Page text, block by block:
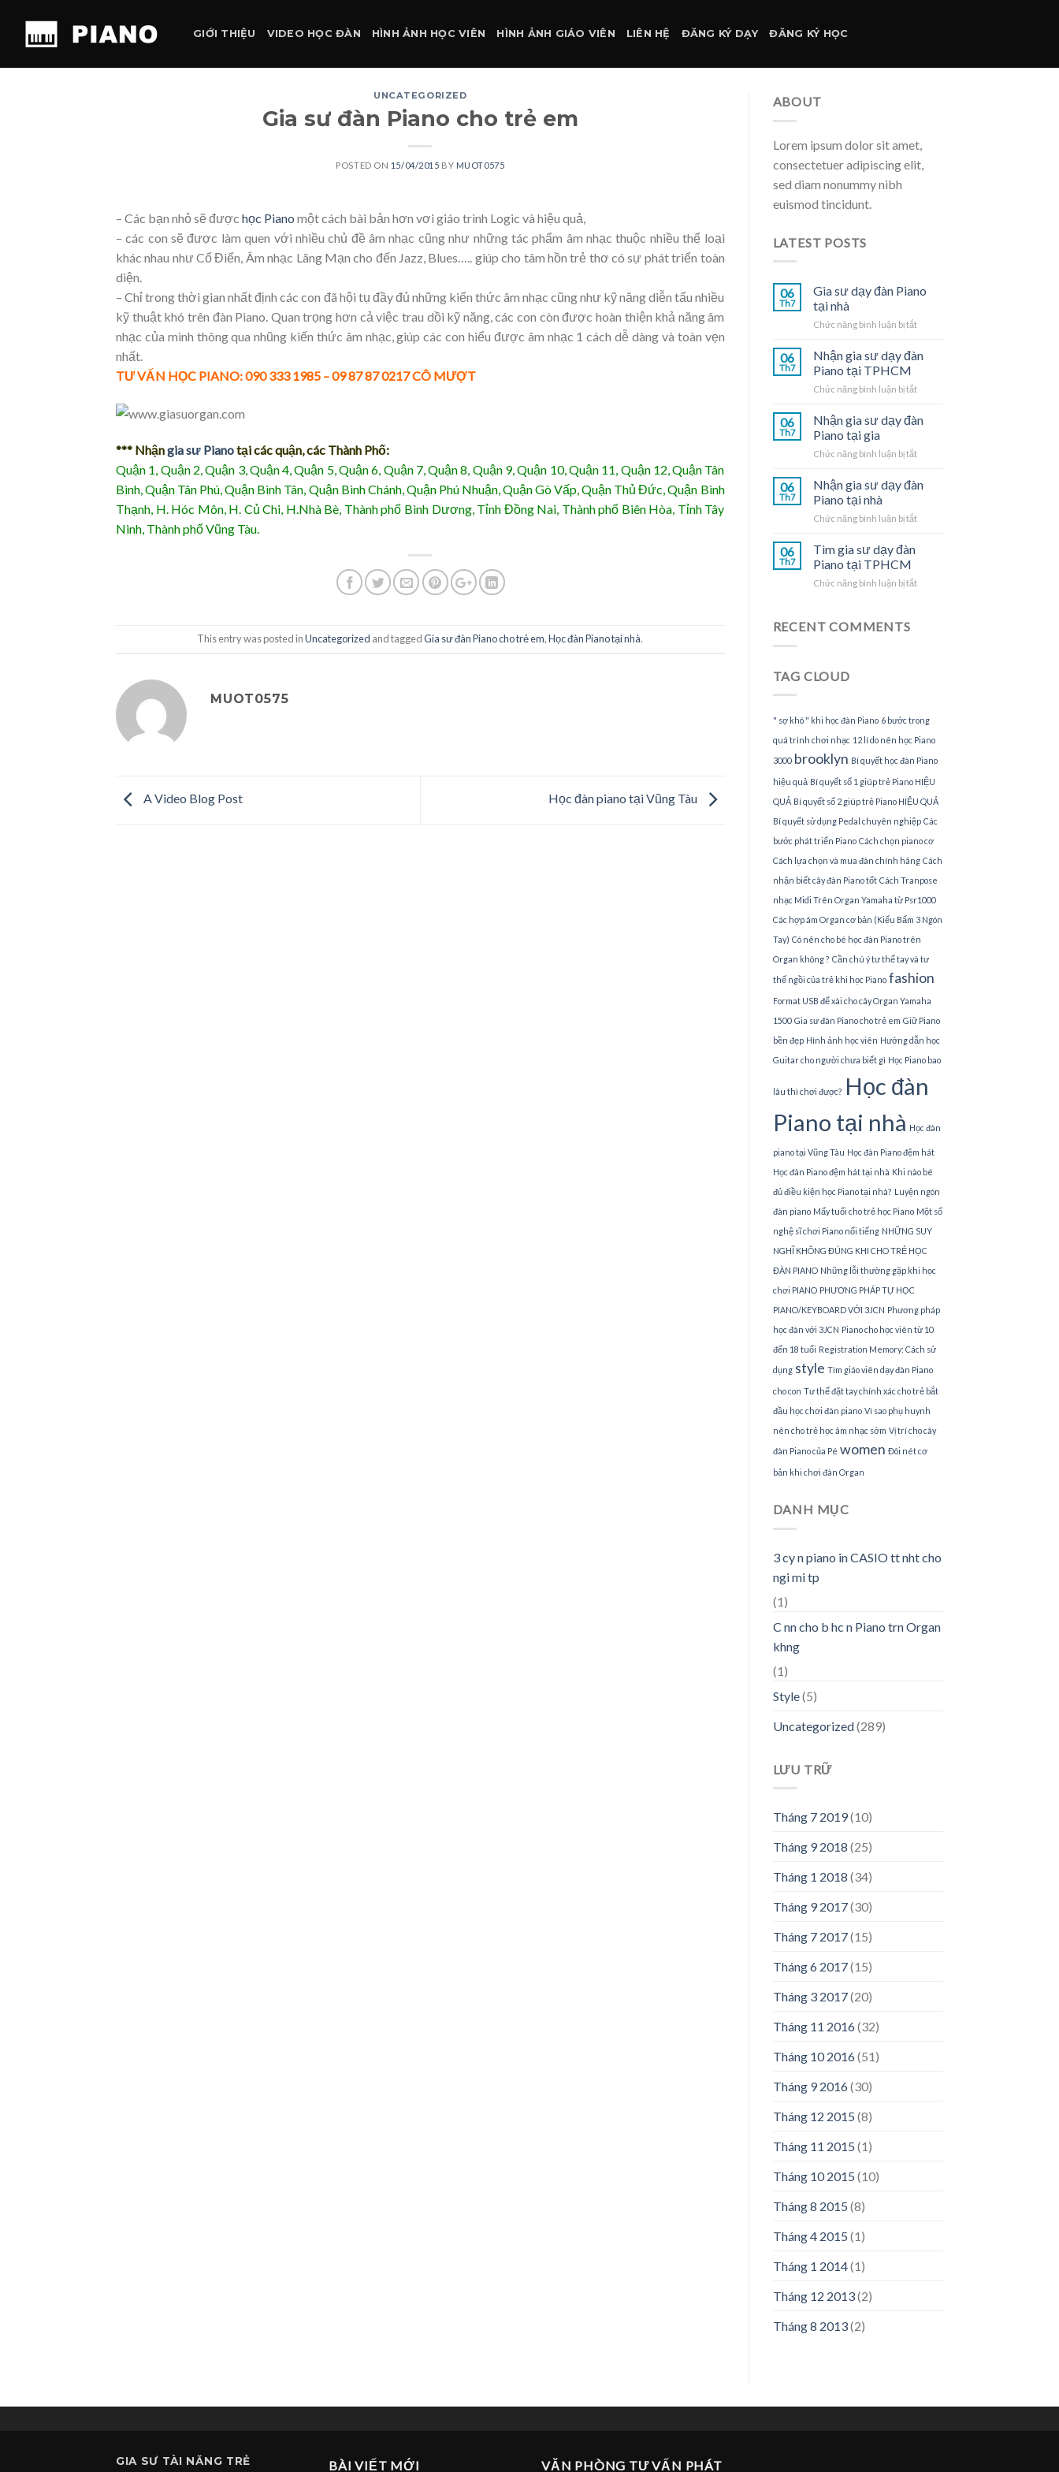
content
GIỚI THIỆU VIDEO HỌC ĐÀN HÌNH ẢNH HỌC VIÊN HÌNH ẢNH GIÁO VIÊN LIÊN HỆ ĐĂNG KÝ DẠY ĐĂNG KÝ HỌC
UNCATEGORIZED
Gia sư đàn Piano cho trẻ em
POSTED ON 15/04/2015 BY MUOT0575
– Các bạn nhỏ sẽ được học Piano một cách bài bản hơn vơi giáo trình Logic và hiệu quả,
– các con sẽ được làm quen với nhiều chủ đề âm nhạc cũng như những tác phẩm âm nhạc thuộc nhiều thể loại
khác nhau như Cổ Điển, Âm nhạc Lãng Mạn cho đến Jazz, Blues….. giúp cho tâm hồn trẻ thơ có sự phát triển toàn
diện.
– Chỉ trong thời gian nhất định các con đã hội tụ đầy đủ những kiến thức âm nhạc cũng như kỹ năng diễn tấu nhiều
kỹ thuật khó trên đàn Piano. Quan trọng hơn cả việc trau dồi kỹ năng, các con còn được hoàn thiện khả năng âm
nhạc của mình thông qua nhũng kiến thức âm nhạc, giúp các con hiểu được âm nhạc 1 cách dễ dàng và toàn vẹn
nhất.
TƯ VẤN HỌC PIANO: 090 333 1985 – 09 87 87 0217 CÔ MƯỢT
*** Nhậngia sư Pianotại các quận, các Thành Phố:
Quận 1, Quận 2, Quận 3, Quận 4, Quận 5, Quận 6, Quận 7, Quận 8, Quận 9, Quận 10, Quận 11, Quận 12, Quận Tân
Bình, Quận Tân Phú, Quận Bình Tân, Quận Bình Chánh, Quận Phú Nhuận, Quận Gò Vấp, Quận Thủ Đức, Quận Bình
Thạnh, H. Hóc Môn, H. Củ Chi, H.Nhà Bè, Thành phố Bình Dương, Tỉnh Đồng Nai, Thành phố Biên Hòa, Tỉnh Tây
Ninh, Thành phố Vũng Tàu.
This entry was posted inUncategorized and taggedGia sư đàn Piano cho trẻ em,Học đàn Piano tại nhà.
MUOT0575
A Video Blog Post Học đàn piano tại Vũng Tàu
ABOUT
Lorem ipsum dolor sit amet,
consectetuer adipiscing elit,
sed diam nonummy nibh
euismod tincidunt.
LATEST POSTS
06
Th7
Gia sư dạy đàn Piano
tại nhà
Chức năng bình luận bị tắtở
Piano
nhà
06
Th7
Nhận gia sư dạy đàn
Piano tại TPHCM
Chức năng bình luận bị tắtở
đàn
tại
06
Th7
Nhận gia sư dạy đàn
Piano tại gia
Chức năng bình luận bị tắtở
đàn
06
Th7
Nhận gia sư dạy đàn
Piano tại nhà
Chức năng bình luận bị tắtở
đàn
06
Th7
Tìm gia sư dạy đàn
Piano tại TPHCM
Chức năng bình luận bị tắtở
RECENT COMMENTS
TAG CLOUD
" sợ khó " khi học đàn Piano 6 bước trong
quá trình chơi nhạc 12 lí do nên học Piano
3000 brooklyn Bí quyết học đàn Piano
hiệu quả Bí quyết số 1 giúp trẻ Piano HIỆU
QUẢ Bí quyết số 2 giúp trẻ Piano HIỆU QUẢ
Bí quyết sử dụng Pedal chuyên nghiệp Các
bước phát triển Piano Cách chọn piano cơ
Cách lựa chọn và mua đàn chính hãng Cách
nhận biết cây đàn Piano tốt Cách Tranpose
nhạc Midi Trên Organ Yamaha từ Psr1000
Các hợp âm Organ cơ bản (Kiểu Bấm 3 Ngón
Tay) Có nên cho bé học đàn Piano trên
Organ không ? Cần chú ý tư thế tay và tư
thế ngồi của trẻ khi học Piano fashion
Format USB để xài cho cây Organ Yamaha
1500 Gia sư đàn Piano cho trẻ em Giữ Piano
bền đẹp Hình ảnh học viên Hướng dẫn học
Guitar cho người chưa biết gì Học Piano bao
lâu thì chơi được? Học đàn
Piano tại nhà Học đàn
piano tại Vũng Tàu Học đàn Piano đệm hát
Học đàn Piano đệm hát tại nhà Khi nào bé
đủ điều kiện học Piano tại nhà? Luyện ngón
đàn piano Mấy tuổi cho trẻ học Piano Một số
nghệ sĩ chơi Piano nổi tiếng NHỮNG SUY
NGHĨ KHÔNG ĐÚNG KHI CHO TRẺ HỌC
ĐÀN PIANO Những lỗi thường gặp khi học
chơi PIANO PHƯƠNG PHÁP TỰ HỌC
PIANO/KEYBOARD VỚI 3JCN Phương pháp
học đàn với 3JCN Piano cho học viên từ 10
đến 18 tuổi Registration Memory: Cách sử
dụng style Tìm giáo viên dạy đàn Piano
cho con Tư thế đặt tay chính xác cho trẻ bắt
đầu học chơi đàn piano Vì sao phụ huynh
nên cho trẻ học âm nhạc sớm Vị trí cho cây
đàn Piano của Pé women Đôi nét cơ
bản khi chơi đàn Organ
DANH MỤC
3 cy n piano in CASIO tt nht cho
ngi mi tp
(1)
C nn cho b hc n Piano trn Organ
khng
(1)
Style(5)
Uncategorized(289)
LƯU TRỮ
Tháng 7 2019(10)
Tháng 9 2018 (25)
Tháng 1 2018 (34)
Tháng 9 2017(30)
Tháng 7 2017(15)
Tháng 6 2017(15)
Tháng 3 2017(20)
Tháng 11 2016(32)
Tháng 10 2016(51)
Tháng 9 2016(30)
Tháng 12 2015 (8)
Tháng 11 2015 (1)
Tháng 10 2015 (10)
Tháng 8 2015 (8)
Tháng 4 2015 (1)
Tháng 1 2014(1)
Tháng 12 2013(2)
Tháng 8 2013(2)
GIA SƯ TÀI NĂNG TRẺ BÀI VIẾT MỚI
VĂN PHÒNG TƯ VẤN PHÁT